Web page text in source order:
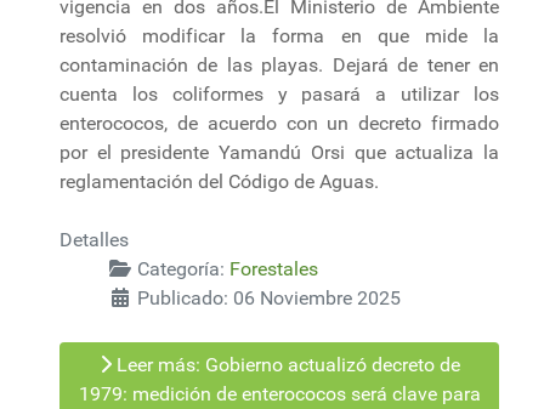
vigencia en dos años.El Ministerio de Ambiente
resolvió modificar la forma en que mide la
contaminación de las playas. Dejará de tener en
cuenta los coliformes y pasará a utilizar los
enterococos, de acuerdo con un decreto firmado
por el presidente Yamandú Orsi que actualiza la
reglamentación del Código de Aguas.
Detalles
Categoría: Forestales
Publicado: 06 Noviembre 2025
Leer más: Gobierno actualizó decreto de
1979: medición de enterococos será clave para